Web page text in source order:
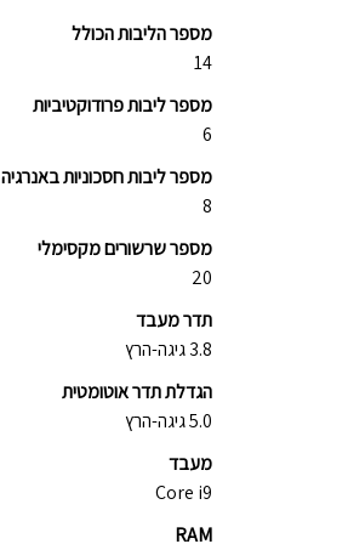
מספר הליבות הכולל
14
מספר ליבות פרודוקטיביות
6
מספר ליבות חסכוניות באנרגיה
8
מספר שרשורים מקסימלי
20
תדר מעבד
3.8 גיגה-הרץ
הגדלת תדר אוטומטית
5.0 גיגה-הרץ
מעבד
Core i9
RAM